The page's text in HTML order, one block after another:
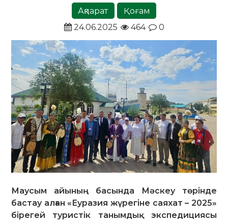
Ақпарат
Қоғам
24.06.2025
464 0
Маусым айының басында Мәскеу төрінде
бастау алған «Еуразия жүрегіне саяхат – 2025»
бірегей туристік танымдық экспедициясы